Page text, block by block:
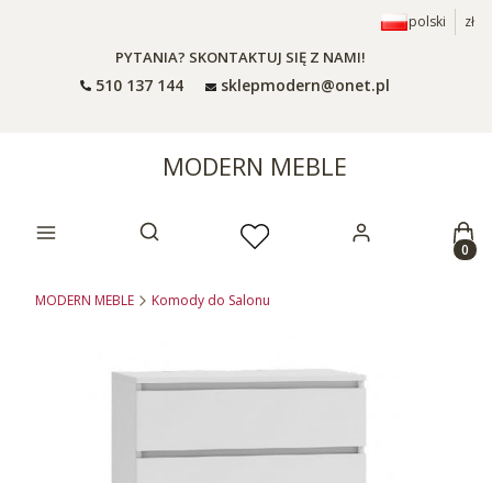
polski zł
PYTANIA? SKONTAKTUJ SIĘ Z NAMI!
510 137 144 sklepmodern@onet.pl
MODERN MEBLE
Otwórz wyszukiwarkę
MODERN MEBLE Komody do Salonu